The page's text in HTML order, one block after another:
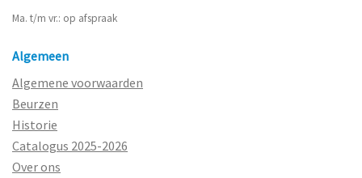
Ma. t/m vr.: op afspraak
Algemeen
Algemene voorwaarden
Beurzen
Historie
Catalogus 2025-2026
Over ons